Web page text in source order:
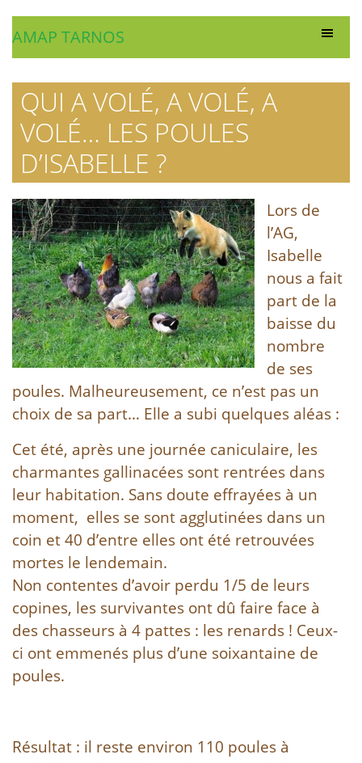
AMAP TARNOS
QUI A VOLÉ, A VOLÉ, A
VOLÉ… LES POULES
D’ISABELLE ?
Lors de
l’AG,
Isabelle
nous a fait
part de la
baisse du
nombre
de ses
poules. Malheureusement, ce n’est pas un
choix de sa part… Elle a subi quelques aléas :
Cet été, après une journée caniculaire, les
charmantes gallinacées sont rentrées dans
leur habitation. Sans doute effrayées à un
moment, elles se sont agglutinées dans un
coin et 40 d’entre elles ont été retrouvées
mortes le lendemain.
Non contentes d’avoir perdu 1/5 de leurs
copines, les survivantes ont dû faire face à
des chasseurs à 4 pattes : les renards ! Ceux-
ci ont emmenés plus d’une soixantaine de
poules.
Résultat : il reste environ 110 poules à